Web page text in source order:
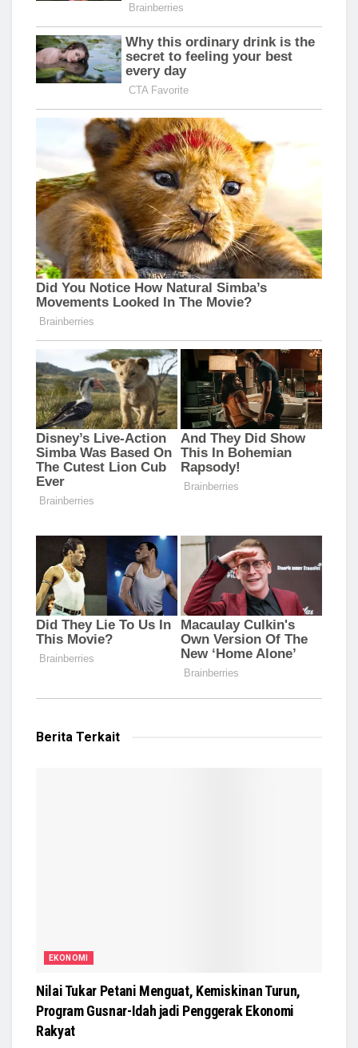
Berita Terkait
EKONOMI
Nilai Tukar Petani Menguat, Kemiskinan Turun,
Program Gusnar-Idah jadi Penggerak Ekonomi
Rakyat